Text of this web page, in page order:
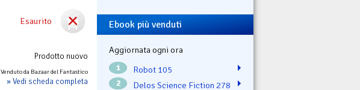
Esaurito
Prodotto nuovo
Venduto da Bazaar del Fantastico
» Vedi scheda completa
Ebook più venduti
Aggiornata ogni ora
1 Robot 105
2 Delos Science Fiction 278